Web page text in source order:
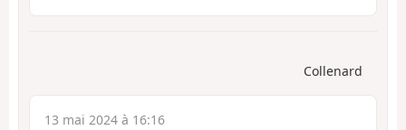
Collenard
13 mai 2024 à 16:16